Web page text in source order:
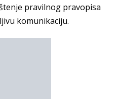
pravilnog pravopisa
komunikaciju.